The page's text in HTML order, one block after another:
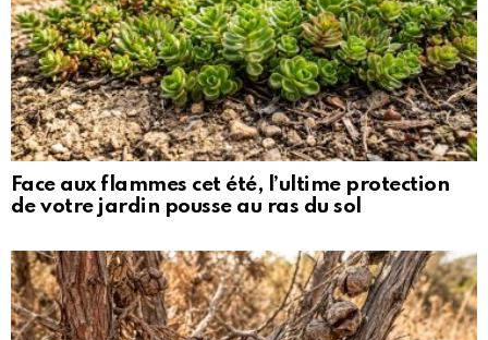
Face aux flammes cet été, l’ultime protection
de votre jardin pousse au ras du sol